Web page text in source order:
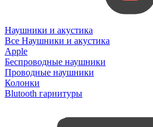
Наушники и акустика
Все Наушники и акустика
Apple
Беспроводные наушники
Проводные наушники
Колонки
Blutooth гарнитуры